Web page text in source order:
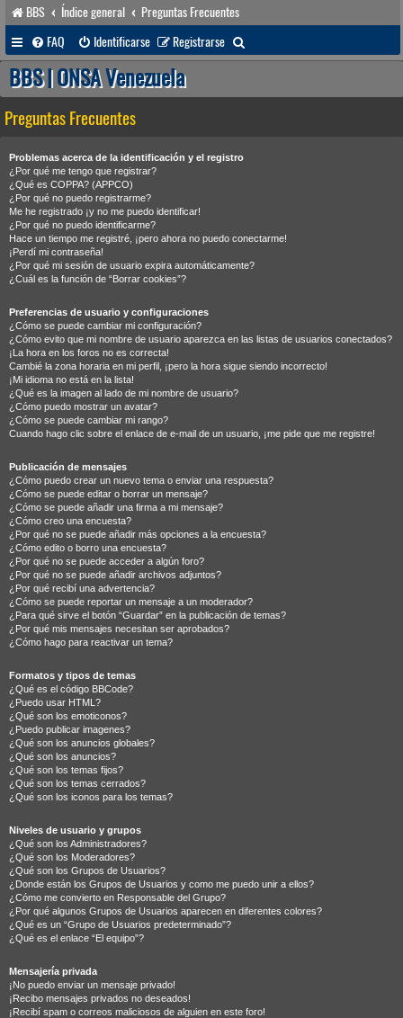
BBS Índice general
Preguntas Frecuentes
FAQ
Identificarse Registrarse
u
BBS | ONSA Venezuela
Preguntas Frecuentes
Problemas acerca de la identificación y el registro
¿Por qué me tengo que registrar?
¿Qué es COPPA? (APPCO)
¿Por qué no puedo registrarme?
Me he registrado ¡y no me puedo identificar!
¿Por qué no puedo identificarme?
Hace un tiempo me registré, ¡pero ahora no puedo conectarme!
¡Perdí mi contraseña!
¿Por qué mi sesión de usuario expira automáticamente?
¿Cuál es la función de “Borrar cookies”?
Preferencias de usuario y configuraciones
¿Cómo se puede cambiar mi configuración?
¿Cómo evito que mi nombre de usuario aparezca en las listas de usuarios conectados?
¡La hora en los foros no es correcta!
Cambié la zona horaria en mi perfil, ¡pero la hora sigue siendo incorrecto!
¡Mi idioma no está en la lista!
¿Qué es la imagen al lado de mi nombre de usuario?
¿Cómo puedo mostrar un avatar?
¿Cómo se puede cambiar mi rango?
Cuando hago clic sobre el enlace de e-mail de un usuario, ¡me pide que me registre!
Publicación de mensajes
¿Cómo puedo crear un nuevo tema o enviar una respuesta?
¿Cómo se puede editar o borrar un mensaje?
¿Cómo se puede añadir una firma a mi mensaje?
¿Cómo creo una encuesta?
¿Por qué no se puede añadir más opciones a la encuesta?
¿Cómo edito o borro una encuesta?
¿Por qué no se puede acceder a algún foro?
¿Por qué no se puede añadir archivos adjuntos?
¿Por qué recibí una advertencia?
¿Cómo se puede reportar un mensaje a un moderador?
¿Para qué sirve el botón “Guardar” en la publicación de temas?
¿Por qué mis mensajes necesitan ser aprobados?
¿Cómo hago para reactivar un tema?
Formatos y tipos de temas
¿Qué es el código BBCode?
¿Puedo usar HTML?
¿Qué son los emoticonos?
¿Puedo publicar imagenes?
¿Qué son los anuncios globales?
¿Qué son los anuncios?
¿Qué son los temas fijos?
¿Qué son los temas cerrados?
¿Qué son los iconos para los temas?
Niveles de usuario y grupos
¿Qué son los Administradores?
¿Qué son los Moderadores?
¿Qué son los Grupos de Usuarios?
¿Donde están los Grupos de Usuarios y como me puedo unir a ellos?
¿Cómo me convierto en Responsable del Grupo?
¿Por qué algunos Grupos de Usuarios aparecen en diferentes colores?
¿Qué es un “Grupo de Usuarios predeterminado”?
¿Qué es el enlace “El equipo”?
Mensajería privada
¡No puedo enviar un mensaje privado!
¡Recibo mensajes privados no deseados!
¡Recibí spam o correos maliciosos de alguien en este foro!